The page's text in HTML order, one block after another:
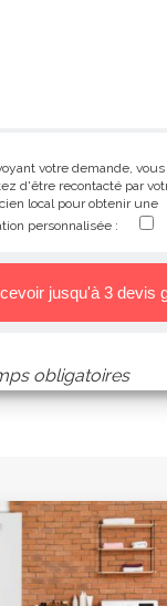
votre demande, vous
d'être recontacté par
local pour obtenir une
personnalisée :
obligatoires